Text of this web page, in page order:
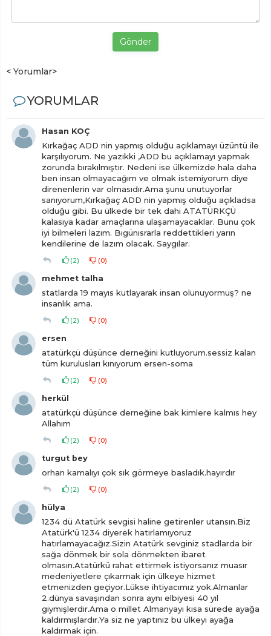
Gönder
< Yorumlar>
YORUMLAR
Hasan KOÇ
Kırkağaç ADD nin yapmış olduğu açıklamayı üzüntü ile
karşılıyorum. Ne yazıkki ,ADD bu açıklamayı yapmak
zorunda bırakılmıştır. Nedeni ise ülkemizde hala daha
ben insan olmayacağım ve olmak istemiyorum diye
direnenlerin var olmasıdır.Ama şunu unutuyorlar
sanıyorum,Kırkağaç ADD nin yapmış olduğu açıkladsa
olduğu gibi. Bu ülkede bir tek dahi ATATÜRKÇÜ
kalasıya kadar amaçlarına ulaşamayacaklar. Bunu çok
iyi bilmeleri lazım. Bıgünısrarla reddettikleri yarın
kendilerine de lazım olacak. Saygılar.
(2) (0)
mehmet talha
statlarda 19 mayıs kutlayarak insan olunuyormuş? ne
insanlık ama.
(2) (0)
ersen
atatürkçü düşünce derneğini kutluyorum.sessiz kalan
tüm kurulusları kınıyorum ersen-soma
(2) (0)
herkül
atatürkçü düşünce derneğine bak kimlere kalmıs hey
Allahım
(2) (0)
turgut bey
orhan kamalıyı çok sık görmeye basladık.hayırdır
(2) (0)
hülya
1234 dü Atatürk sevgisi haline getirenler utansın.Biz
Atatürk'ü 1234 diyerek hatırlamıyoruz
hatırlamayacağız.Sizin Atatürk sevginiz stadlarda bir
sağa dönmek bir sola dönmekten ibaret
olmasın.Atatürkü rahat ettirmek istiyorsanız muasır
medeniyetlere çıkarmak için ülkeye hizmet
etmenizden geçiyor.Lükse ihtiyacımız yok.Almanlar
2.dünya savaşından sonra aynı elbiyesi 40 yıl
giymişlerdir.Ama o millet Almanyayı kısa sürede ayağa
kaldırmışlardır.Ya siz ne yaptınız bu ülkeyi ayağa
kaldırmak için.